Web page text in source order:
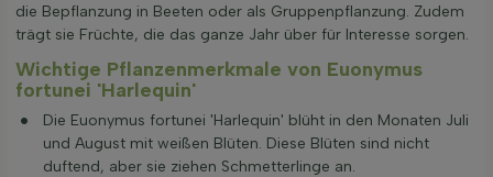
die Bepflanzung in Beeten oder als Gruppenpflanzung. Zudem
trägt sie Früchte, die das ganze Jahr über für Interesse sorgen.
Wichtige Pflanzenmerkmale von Euonymus
fortunei 'Harlequin'
Die Euonymus fortunei 'Harlequin' blüht in den Monaten Juli
und August mit weißen Blüten. Diese Blüten sind nicht
duftend, aber sie ziehen Schmetterlinge an.